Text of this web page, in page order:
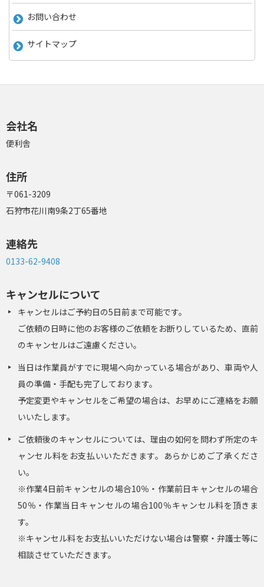
お問い合わせ
サイトマップ
会社名
便利舎
住所
〒061-3209
石狩市花川南9条2丁65番地
連絡先
0133-62-9408
キャンセルについて
キャンセルはご予約日の5日前まで可能です。
ご依頼の日時に他のお客様のご依頼をお断りしているため、直前
のキャンセルはご遠慮ください。
当日は作業員がすでに現場へ向かっている場合があり、車両や人
員の準備・手配も完了しております。
予定変更やキャンセルをご希望の場合は、お早めにご連絡をお願
いいたします。
ご依頼後のキャンセルについては、理由の如何を問わず所定のキ
ャンセル料をお支払いいただきます。あらかじめご了承くださ
い。
※作業4日前キャンセルの場合10％・作業前日キャンセルの場合
50％・作業当日キャンセルの場合100％キャンセル料を頂きま
す。
※キャンセル料をお支払いいただけない場合は警察・弁護士等に
相談させていただきます。